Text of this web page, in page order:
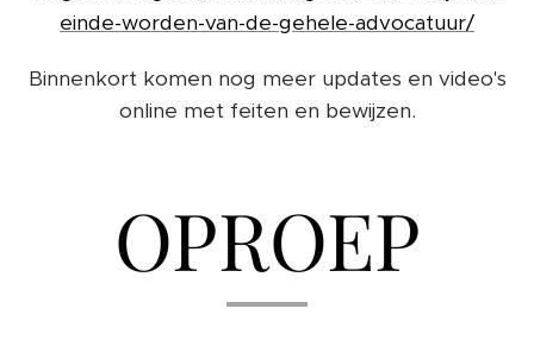
einde-worden-van-de-gehele-advocatuur/
Binnenkort komen nog meer updates en video's
online met feiten en bewijzen.
OPROEP